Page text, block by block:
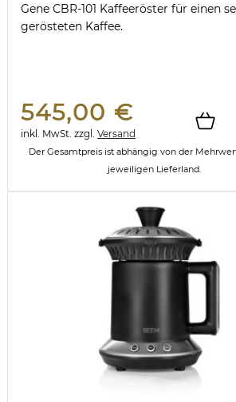
Gene CBR-101 Kaffeeröster für einen
gerösteten Kaffee.
545,00 €
inkl. MwSt. zzgl. Versand
Der Gesamtpreis ist abhängig von der
jeweiligen Lieferland.